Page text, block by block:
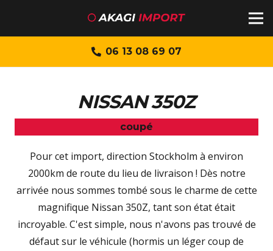
06 13 08 69 07
NISSAN 350Z
coupé
Pour cet import, direction Stockholm à environ
2000km de route du lieu de livraison ! Dès notre
arrivée nous sommes tombé sous le charme de cette
magnifique Nissan 350Z, tant son état était
incroyable. C'est simple, nous n'avons pas trouvé de
défaut sur le véhicule (hormis un léger coup de